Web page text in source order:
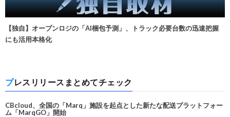
【独自】オープンロジの「AI梱包予測」、トラック必要台数の迅速把握
にも活用本格化
プレスリリースまとめてチェック
CBcloud、全国の「Marq」施設を起点とした新たな配送プラットフォー
ム「MarqGO」開始